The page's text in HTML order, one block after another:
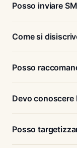
Posso inviare
Come si
Posso
Devo conoscere
Posso